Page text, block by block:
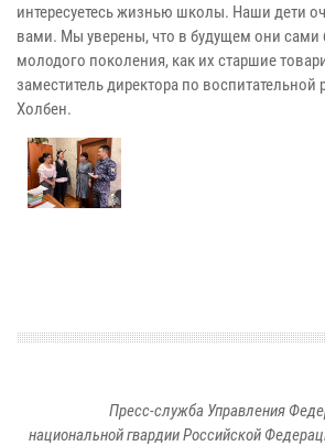
интересуетесь жизнью школы. Наши дети
вами. Мы уверены, что в будущем они сами
молодого поколения, как их старшие
заместитель директора по
Холбен.
Пресс-служба Управления
национальной гвардии Российской